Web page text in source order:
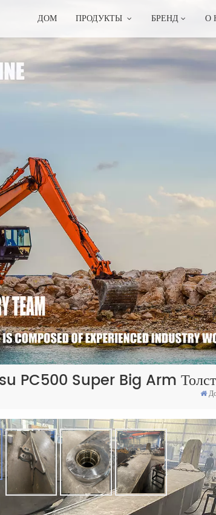
ДОМ ПРОДУКТЫ БРЕНД О
PC500 Super Big Arm